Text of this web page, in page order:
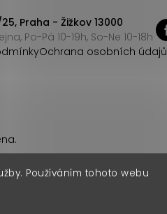
Používáním tohoto webu
Praha - Žižkov 13000
Po-Pá 10-19h, So-Ne 10-18h
Ochrana osobních údajů